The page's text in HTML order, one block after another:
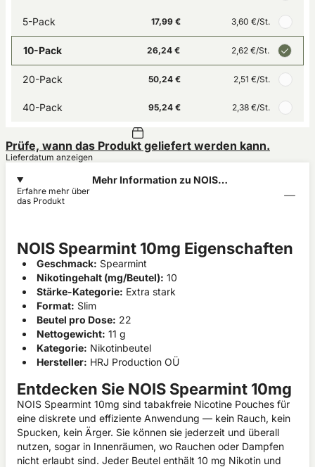
5-Pack 17,99 € 3,60 €/St.
10-Pack 26,24 € 2,62 €/St.
20-Pack 50,24 € 2,51 €/St.
40-Pack 95,24 € 2,38 €/St.
Prüfe, wann das Produkt geliefert werden kann.
Lieferdatum anzeigen
Mehr Information zu NOIS
Erfahre mehr über
das Produkt
NOIS Spearmint 10mg Eigenschaften
Geschmack: Spearmint
Nikotingehalt (mg/Beutel): 10
Stärke-Kategorie: Extra stark
Format: Slim
Beutel pro Dose: 22
Nettogewicht: 11 g
Kategorie: Nikotinbeutel
Hersteller: HRJ Production OÜ
Entdecken Sie NOIS Spearmint 10mg
NOIS Spearmint 10mg sind tabakfreie Nicotine Pouches für
eine diskrete und effiziente Anwendung — kein Rauch, kein
Spucken, kein Ärger. Sie können sie jederzeit und überall
nutzen, sogar in Innenräumen, wo Rauchen oder Dampfen
nicht erlaubt sind. Jeder Beutel enthält 10 mg Nikotin und